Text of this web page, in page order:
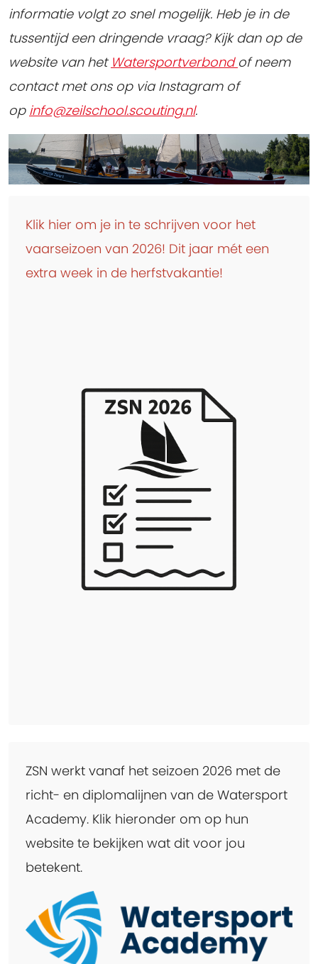
informatie volgt zo snel mogelijk. Heb je in de
tussentijd een dringende vraag? Kijk dan op de
website van het Watersportverbond of neem
contact met ons op via Instagram of
op info@zeilschool.scouting.nl.
Klik hier om je in te schrijven voor het
vaarseizoen van 2026! Dit jaar mét een
extra week in de herfstvakantie!
ZSN werkt vanaf het seizoen 2026 met de
richt- en diplomalijnen van de Watersport
Academy. Klik hieronder om op hun
website te bekijken wat dit voor jou
betekent.